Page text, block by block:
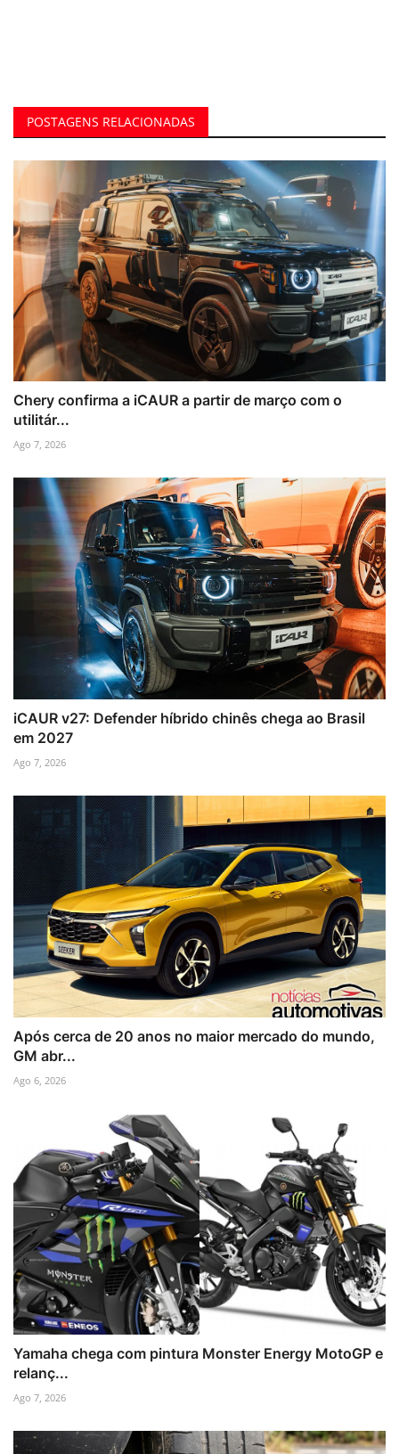
POSTAGENS RELACIONADAS
Chery confirma a iCAUR a partir de março com o
utilitár...
Ago 7, 2026
iCAUR v27: Defender híbrido chinês chega ao Brasil
em 2027
Ago 7, 2026
Após cerca de 20 anos no maior mercado do mundo,
GM abr...
Ago 6, 2026
Yamaha chega com pintura Monster Energy MotoGP e
relanç...
Ago 7, 2026